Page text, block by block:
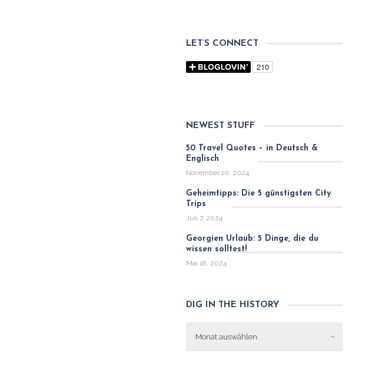
LET’S CONNECT
NEWEST STUFF
50 Travel Quotes – in Deutsch &
Englisch
November 10, 2024
Geheimtipps: Die 5 günstigsten City
Trips
Juli 7, 2024
Georgien Urlaub: 5 Dinge, die du
wissen solltest!
Mai 18, 2024
DIG IN THE HISTORY